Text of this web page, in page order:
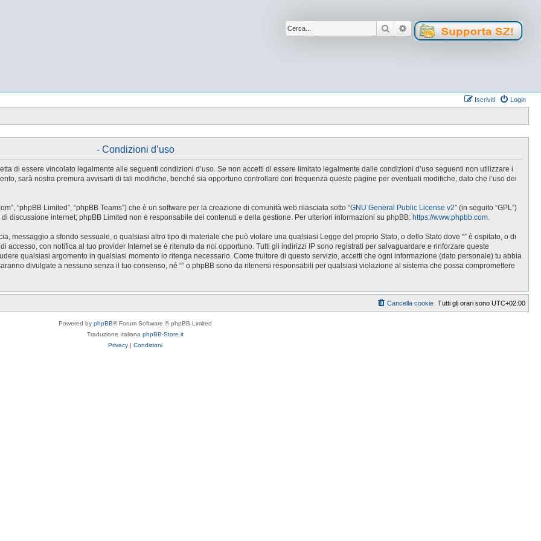
Cerca Ricerca avanzata
Login
Iscriviti
- Condizioni d’uso
di essere vincolato legalmente alle seguenti condizioni d’uso. Se non accetti di essere limitato legalmente dalle condizioni d’uso seguenti non utilizzare i
sarà nostra premura avvisarti di tali modifiche, benché sia opportuno controllare con frequenza queste pagine per eventuali modifiche, dato che l’uso dei
“phpBB Limited”, “phpBB Teams”) che è un software per la creazione di comunità web rilasciata sotto “GNU General Public License v2” (in seguito “GPL”)
discussione internet; phpBB Limited non è responsabile dei contenuti e della gestione. Per ulteriori informazioni su phpBB: https://www.phpbb.com.
messaggio a sfondo sessuale, o qualsiasi altro tipo di materiale che può violare una qualsiasi Legge del proprio Stato, o dello Stato dove “” è ospitato, o di
accesso, con notifica al tuo provider Internet se è ritenuto da noi opportuno. Tutti gli indirizzi IP sono registrati per salvaguardare e rinforzare queste
qualsiasi argomento in qualsiasi momento lo ritenga necessario. Come fruitore di questo servizio, accetti che ogni informazione (dato personale) tu abbia
divulgate a nessuno senza il tuo consenso, né “” o phpBB sono da ritenersi responsabili per qualsiasi violazione al sistema che possa compromettere
Tutti gli orari sono UTC+02:00
Cancella cookie
Powered by phpBB® Forum Software © phpBB Limited
Traduzione Italiana phpBB-Store.it
Privacy | Condizioni